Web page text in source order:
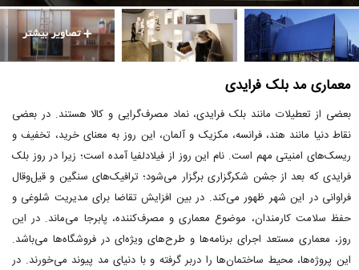
معماری مد بلک فرایدی
بعضی از تعطیلات مانند بلک فرایدی، نماد مصرف‌گرایی و کالا هستند. در بعضی
نقاط دنیا مانند هند، فرانسه، مکزیک و آلمان، این روز به معنای خرید، تخفیف و
ریسک‌های امنیتی مهم است. نام این روز از فیلادلفیا آمده است؛ زیرا در روز بلک
فرایدی که بعد از جشن شکرگزاری برگزار می‌شود؛ ترافیک‌های سنگین و قیل‌وقال
فراوانی در این شهر ظهور می‌کند. در بین افزایش تقاضا برای مدیریت شلوغی و
حفظ سلامت کارمندان، موضوع معماری و مصرف‌کننده، پابرجا می‌ماند. در این
روز، معماری مستعد اجرای برنامه‌ها و طرح‌های ویژه‌ای در فروشگاه‌ها می‌باشد.
این پروژه‌ها، محیط ساختمان‌ها را دربر گرفته و با دنیای مد پیوند می‌خورند. در